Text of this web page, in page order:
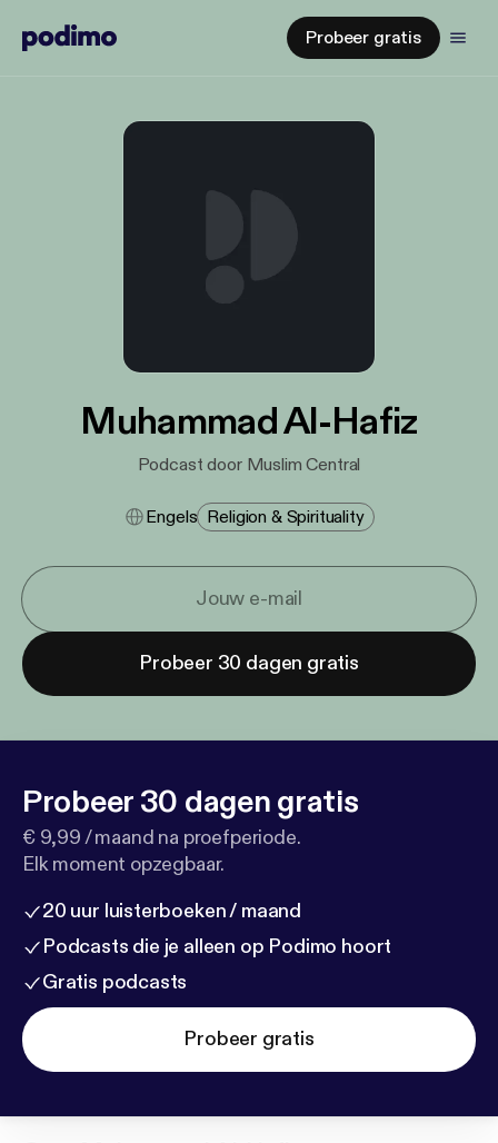
Probeer gratis
Muhammad Al-Hafiz
Podcast door Muslim Central
Engels Religion & Spirituality
Probeer 30 dagen gratis
Probeer 30 dagen gratis
€ 9,99 / maand na proefperiode.
Elk moment opzegbaar.
20 uur luisterboeken / maand
Podcasts die je alleen op Podimo hoort
Gratis podcasts
Probeer gratis